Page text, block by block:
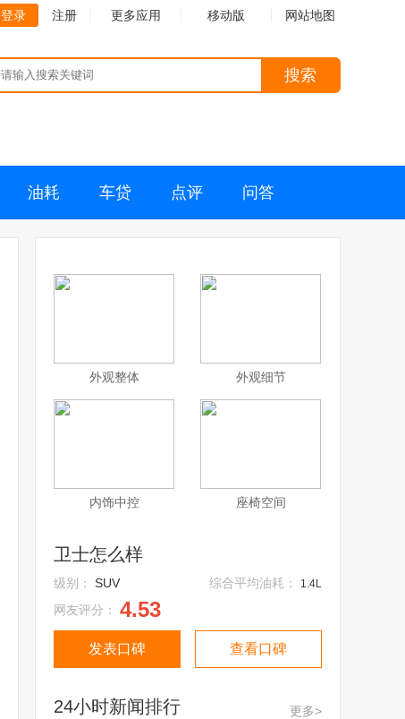
登录 注册 更多应用 移动版 网站地图
搜索
油耗 车贷 点评 问答
外观整体 外观细节
内饰中控 座椅空间
卫士怎么样
级别： SUV 综合平均油耗： 1.4L
网友评分： 4.53
发表口碑 查看口碑
24小时新闻排行 更多>